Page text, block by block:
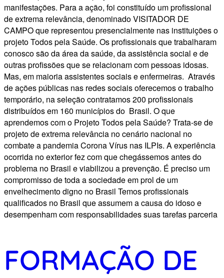
manifestações. Para a ação, foi constituído um profissional
de extrema relevância, denominado VISITADOR DE
CAMPO que representou presencialmente nas instituições o
projeto Todos pela Saúde. Os profissionais que trabalharam
conosco são da área da saúde, da assistência social e de
outras profissões que se relacionam com pessoas idosas.
Mas, em maioria assistentes sociais e enfermeiras. Através
de ações públicas nas redes sociais oferecemos o trabalho
temporário, na seleção contratamos 200 profissionais
distribuídos em 160 municípios do Brasil. O que
aprendemos com o Projeto Todos pela Saúde? Trata-se de
projeto de extrema relevância no cenário nacional no
combate a pandemia Corona Vírus nas ILPIs. A experiência
ocorrida no exterior fez com que chegássemos antes do
problema no Brasil e viabilizou a prevenção. É preciso um
compromisso de toda a sociedade em prol de um
envelhecimento digno no Brasil Temos profissionais
qualificados no Brasil que assumem a causa do idoso e
desempenham com responsabilidades suas tarefas parceria
FORMAÇÃO DE